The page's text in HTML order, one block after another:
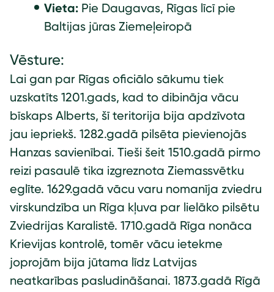
Vieta: Pie Daugavas, Rīgas līcī pie
Baltijas jūras Ziemeļeiropā
Vēsture:
Lai gan par Rīgas oficiālo sākumu tiek
uzskatīts 1201.gads, kad to dibināja vācu
bīskaps Alberts, šī teritorija bija apdzīvota
jau iepriekš. 1282.gadā pilsēta pievienojās
Hanzas savienībai. Tieši šeit 1510.gadā pirmo
reizi pasaulē tika izgreznota Ziemassvētku
eglīte. 1629.gadā vācu varu nomanīja zviedru
virskundzība un Rīga kļuva par lielāko pilsētu
Zviedrijas Karalistē. 1710.gadā Rīga nonāca
Krievijas kontrolē, tomēr vācu ietekme
joprojām bija jūtama līdz Latvijas
neatkarības pasludināšanai. 1873.gadā Rīgā